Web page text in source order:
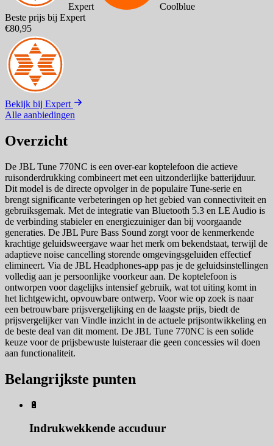
Expert
Coolblue
Beste prijs bij Expert
€80,95
Bekijk bij Expert
Alle aanbiedingen
Overzicht
De JBL Tune 770NC is een over-ear koptelefoon die actieve
ruisonderdrukking combineert met een uitzonderlijke batterijduur.
Dit model is de directe opvolger in de populaire Tune-serie en
brengt significante verbeteringen op het gebied van connectiviteit en
gebruiksgemak. Met de integratie van Bluetooth 5.3 en LE Audio is
de verbinding stabieler en energiezuiniger dan bij voorgaande
generaties. De JBL Pure Bass Sound zorgt voor de kenmerkende
krachtige geluidsweergave waar het merk om bekendstaat, terwijl de
adaptieve noise cancelling storende omgevingsgeluiden effectief
elimineert. Via de JBL Headphones-app pas je de geluidsinstellingen
volledig aan je persoonlijke voorkeur aan. De koptelefoon is
ontworpen voor dagelijks intensief gebruik, wat tot uiting komt in
het lichtgewicht, opvouwbare ontwerp. Voor wie op zoek is naar
een betrouwbare prijsvergelijking en de laagste prijs, biedt de
prijsvergelijker van Vindle inzicht in de actuele prijsontwikkeling en
de beste deal van dit moment. De JBL Tune 770NC is een solide
keuze voor de prijsbewuste luisteraar die geen concessies wil doen
aan functionaliteit.
Belangrijkste punten
🔋
Indrukwekkende accuduur